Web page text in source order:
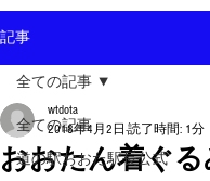
記事
全ての記事
道の駅おおた駅長公式
全ての記事
おおたん着ぐ
wtdota
2018年4月2日 読了時間: 1分